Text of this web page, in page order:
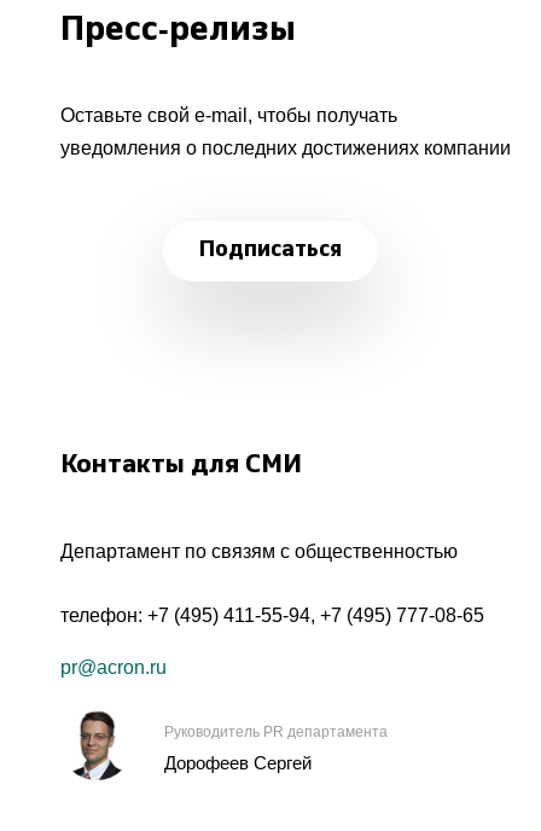
Пресс-релизы
Оставьте свой e-mail, чтобы получать
уведомления о последних достижениях компании
Подписаться
Контакты для СМИ
Департамент по связям с общественностью
телефон: +7 (495) 411-55-94, +7 (495) 777-08-65
pr@acron.ru
Руководитель PR департамента
Дорофеев Сергей